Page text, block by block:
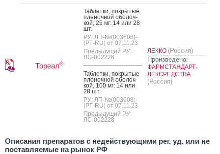
Тореал®
Таб­летки, пок­ры­тые
пле­ноч­ной обо­лоч­
кой, 25 мг: 14 или 28
шт.
РУ: ЛП-№(003608)-
(РГ-RU) от 07.11.23
Предыдущий РУ:
ЛС-002228
Таб­летки, пок­ры­тые
пле­ноч­ной обо­лоч­
кой, 100 мг: 14 или
28 шт.
РУ: ЛП-№(003608)-
(РГ-RU) от 07.11.23
Предыдущий РУ:
ЛС-002228
ЛЕККО (Россия)
Произведено:
ФАРМСТАНДАРТ-
ЛЕКСРЕДСТВА
(Россия)
Описания препаратов с недействующими рег. уд. или не
поставляемые на рынок РФ